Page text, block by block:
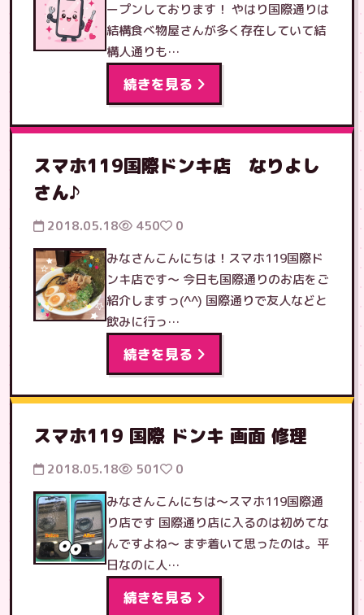
ープンしております！ やはり国際通りは
結構食べ物屋さんが多く存在していて結
構人通りも…
続きを見る
スマホ119国際ドンキ店 なりよし
さん♪
2018.05.18 450
0
みなさんこんにちは！スマホ119国際ド
ンキ店です〜 今日も国際通りのお店をご
紹介しますっ(^^) 国際通りで友人などと
飲みに行っ…
続きを見る
スマホ119 国際 ドンキ 画面 修理
2018.05.18 501
0
みなさんこんにちは〜スマホ119国際通
り店です 国際通り店に入るのは初めてな
んですよね〜 まず着いて思ったのは。平
日なのに人…
続きを見る